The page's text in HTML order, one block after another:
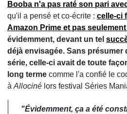
Booba n'a pas raté son pari
qu'il a pensé et co-écrite : celle-ci
Amazon Prime et pas
évidemment, devant un tel
déjà envisagée. Sans présumer
série, celle-ci avait de toute
long terme comme l'a confié le
à Allociné lors festival Séries
"Évidemment, ça a été